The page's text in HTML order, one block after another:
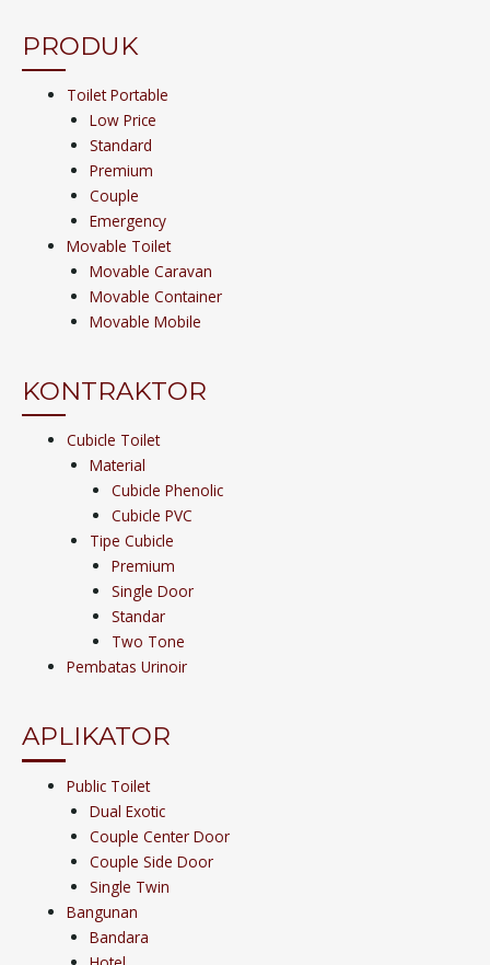
PRODUK
Toilet Portable
Low Price
Standard
Premium
Couple
Emergency
Movable Toilet
Movable Caravan
Movable Container
Movable Mobile
KONTRAKTOR
Cubicle Toilet
Material
Cubicle Phenolic
Cubicle PVC
Tipe Cubicle
Premium
Single Door
Standar
Two Tone
Pembatas Urinoir
APLIKATOR
Public Toilet
Dual Exotic
Couple Center Door
Couple Side Door
Single Twin
Bangunan
Bandara